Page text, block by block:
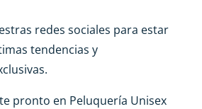
redes sociales para estar
tendencias y
pronto en Peluquería Unisex